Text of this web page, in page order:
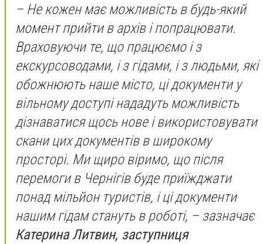
– Не кожен має можливість в будь-який
момент прийти в архів і попрацювати.
Враховуючи те, що працюємо і з
екскурсоводами, і з гідами, і з людьми, які
обожнюють наше місто, ці документи у
вільному доступі нададуть можливість
дізнаватися щось нове і використовувати
скани цих документів в широкому
просторі. Ми щиро віримо, що після
перемоги в Чернігів буде приїжджати
понад мільйон туристів, і ці документи
нашим гідам стануть в роботі, – зазначає
Катерина Литвин, заступниця